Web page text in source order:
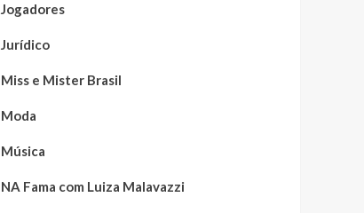
Jogadores
Jurídico
Miss e Mister Brasil
Moda
Música
NA Fama com Luiza Malavazzi